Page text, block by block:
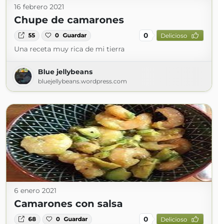
16 febrero 2021
Chupe de camarones
55 0 Guardar 0 Delicioso
Una receta muy rica de mi tierra
Blue jellybeans
bluejellybeans.wordpress.com
6 enero 2021
Camarones con salsa
68 0 Guardar 0 Delicioso